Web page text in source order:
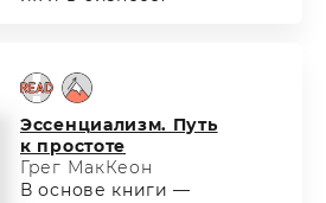
Эссенциализм. Путь
к простоте
Грег МакКеон
В основе книги —